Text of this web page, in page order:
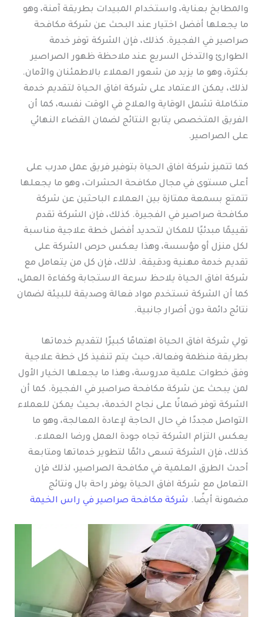
والمطابخ بعناية، واستخدام المبيدات بطريقة آمنة، وهو
ما يجعلها أفضل اختيار عند البحث عن شركة مكافحة
صراصير في الفجيرة. كذلك، فإن الشركة توفر خدمة
الطوارئ والتدخل السريع عند ملاحظة ظهور الصراصير
بكثرة، وهو ما يزيد من شعور العملاء بالاطمئنان والأمان.
لذلك، يمكن الاعتماد على شركة افاق الحياة لتقديم خدمة
متكاملة تشمل الوقاية والعلاج في الوقت نفسه، كما أن
الفريق المتخصص يتابع النتائج لضمان القضاء النهائي
على الصراصير.
كما تتميز شركة افاق الحياة بتوفير فريق عمل مدرب على
أعلى مستوى في مجال مكافحة الحشرات، وهو ما يجعلها
تتمتع بسمعة ممتازة بين العملاء الباحثين عن شركة
مكافحة صراصير في الفجيرة. كذلك، فإن الشركة تقدم
تقييمًا مبدئيًا للمكان لتحديد أفضل خطة علاجية مناسبة
لكل منزل أو مؤسسة، وهذا يعكس حرص الشركة على
تقديم خدمة مهنية ودقيقة. لذلك، فإن كل من يتعامل مع
شركة افاق الحياة يلاحظ سرعة الاستجابة وكفاءة العمل،
كما أن الشركة تستخدم مواد فعالة وصديقة للبيئة لضمان
نتائج دائمة دون أضرار جانبية.
تولي شركة افاق الحياة اهتمامًا كبيرًا لتقديم خدماتها
بطريقة منظمة وفعالة، حيث يتم تنفيذ كل خطة علاجية
وفق خطوات علمية مدروسة، وهذا ما يجعلها الخيار الأول
لمن يبحث عن شركة مكافحة صراصير في الفجيرة. كما أن
الشركة توفر ضمانًا على نجاح الخدمة، بحيث يمكن للعملاء
التواصل مجددًا في حال الحاجة لإعادة المعالجة، وهو ما
يعكس التزام الشركة تجاه جودة العمل ورضا العملاء.
كذلك، فإن الشركة تسعى دائمًا لتطوير خدماتها ومتابعة
أحدث الطرق العلمية في مكافحة الصراصير، لذلك فإن
التعامل مع شركة افاق الحياة يوفر راحة بال ونتائج
مضمونة أيضًا. شركة مكافحة صراصير في راس الخيمة